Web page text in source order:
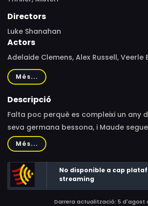
Directors
Luke Shanahan
Actors
Adelaide Clemens, Alex Russell, Veerle
Pasvolsky, Joe Bird, Charles Mayer,
Celine O'Leary, Guy O'Donnell, David
Més...
Descripció
Falta poc perquè es compleixi un any
seva germana bessona, i Maude
per les visions del succés. Convençuda
bessona segueix viva, la jove comença
pistes que li faran descobrir que una
societat secreta la segueix molt de
de les dues germanes està
Més...
No disponible a cap
streaming
Darrera actualització: 5 d'agost